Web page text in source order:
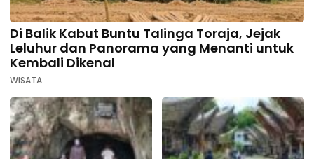
Di Balik Kabut Buntu Talinga Toraja, Jejak
Leluhur dan Panorama yang Menanti untuk
Kembali Dikenal
WISATA